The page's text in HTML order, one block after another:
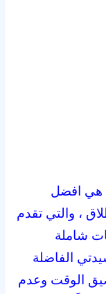
هي افضل
، والتي تقدم
شاملة
الفاضلة
الوقت وعدم